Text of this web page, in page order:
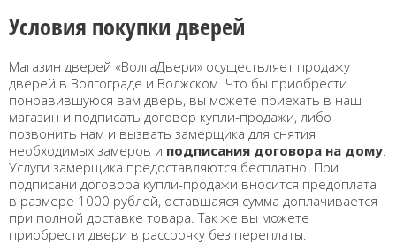
Условия покупки дверей
Магазин дверей «ВолгаДвери» осуществляет продажу
дверей в Волгограде и Волжском. Что бы приобрести
понравившуюся вам дверь, вы можете приехать в наш
магазин и подписать договор купли-продажи, либо
позвонить нам и вызвать замерщика для снятия
необходимых замеров и подписания договора на дому
Услуги замерщика предоставляются бесплатно. При
подписани договора купли-продажи вносится предоплата
в размере 1000 рублей, оставшаяся сумма доплачивается
при полной доставке товара. Так же вы можете
приобрести двери в рассрочку без переплаты.